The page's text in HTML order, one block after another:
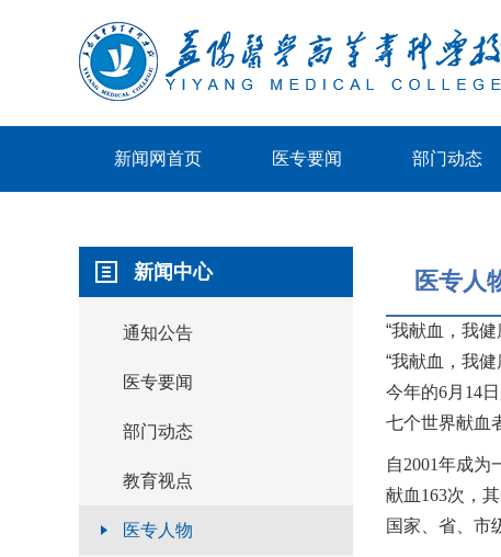
新闻网首页 医专要闻 部门动态
新闻中心
通知公告
医专要闻
部门动态
教育视点
医专人物
医专人
“我献血，我
“我献血，我
今年的6月14
七个世界献血
自2001年成
献血163次，
国家、省、市